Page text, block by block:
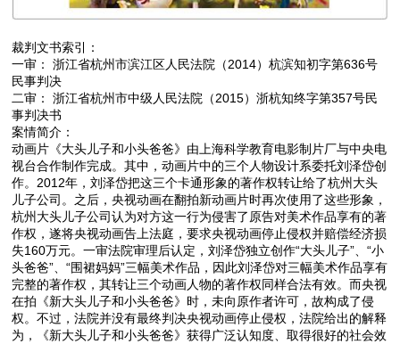
裁判文书索引：
一审： 浙江省杭州市滨江区人民法院（2014）杭滨知初字第636号
民事判决
二审： 浙江省杭州市中级人民法院（2015）浙杭知终字第357号民
事判决书
案情简介：
动画片《大头儿子和小头爸爸》由上海科学教育电影制片厂与中央电
视台合作制作完成。其中，动画片中的三个人物设计系委托刘泽岱创
作。2012年，刘泽岱把这三个卡通形象的著作权转让给了杭州大头
儿子公司。之后，央视动画在翻拍新动画片时再次使用了这些形象，
杭州大头儿子公司认为对方这一行为侵害了原告对美术作品享有的著
作权，遂将央视动画告上法庭，要求央视动画停止侵权并赔偿经济损
失160万元。一审法院审理后认定，刘泽岱独立创作“大头儿子”、“小
头爸爸”、“围裙妈妈”三幅美术作品，因此刘泽岱对三幅美术作品享有
完整的著作权，其转让三个动画人物的著作权同样合法有效。而央视
在拍《新大头儿子和小头爸爸》时，未向原作者许可，故构成了侵
权。不过，法院并没有最终判决央视动画停止侵权，法院给出的解释
为，《新大头儿子和小头爸爸》获得广泛认知度、取得很好的社会效